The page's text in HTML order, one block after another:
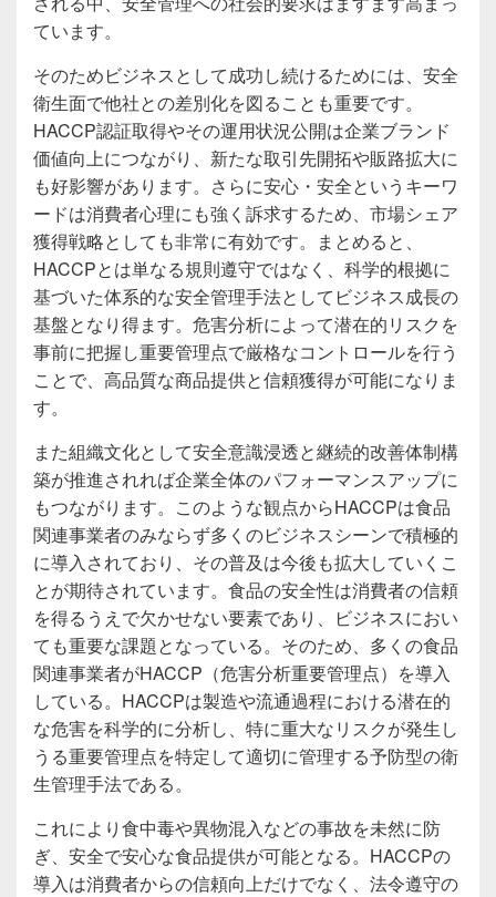
ています。
そのためビジネスとして成功し続けるためには、安全
衛生面で他社との差別化を図ることも重要です。
HACCP認証取得やその運用状況公開は企業ブランド
価値向上につながり、新たな取引先開拓や販路拡大に
も好影響があります。さらに安心・安全というキーワ
ードは消費者心理にも強く訴求するため、市場シェア
獲得戦略としても非常に有効です。まとめると、
HACCPとは単なる規則遵守ではなく、科学的根拠に
基づいた体系的な安全管理手法としてビジネス成長の
基盤となり得ます。危害分析によって潜在的リスクを
事前に把握し重要管理点で厳格なコントロールを行う
ことで、高品質な商品提供と信頼獲得が可能になりま
す。
また組織文化として安全意識浸透と継続的改善体制構
築が推進されれば企業全体のパフォーマンスアップに
もつながります。このような観点からHACCPは食品
関連事業者のみならず多くのビジネスシーンで積極的
に導入されており、その普及は今後も拡大していくこ
とが期待されています。食品の安全性は消費者の信頼
を得るうえで欠かせない要素であり、ビジネスにおい
ても重要な課題となっている。そのため、多くの食品
関連事業者がHACCP（危害分析重要管理点）を導入
している。HACCPは製造や流通過程における潜在的
な危害を科学的に分析し、特に重大なリスクが発生し
うる重要管理点を特定して適切に管理する予防型の衛
生管理手法である。
これにより食中毒や異物混入などの事故を未然に防
ぎ、安全で安心な食品提供が可能となる。HACCPの
導入は消費者からの信頼向上だけでなく、法令遵守の